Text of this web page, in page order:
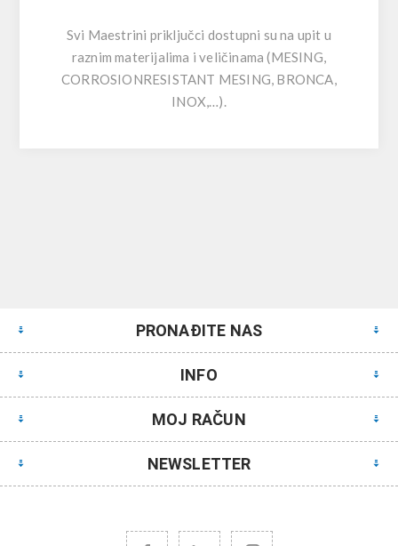
Svi Maestrini priključci dostupni su na upit u
raznim materijalima i veličinama (MESING,
CORROSIONRESISTANT MESING, BRONCA,
INOX,…).
PRONAĐITE NAS
INFO
MOJ RAČUN
NEWSLETTER